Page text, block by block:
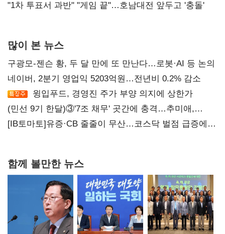
불복'
"1차 투표서 과반" "게임 끝"…호남대전 앞두고 '충돌'
많이 본 뉴스
구광모-젠슨 황, 두 달 만에 또 만난다…로봇·AI 등 논의
네이버, 2분기 영업익 5203억원…전년비 0.2% 감소
윙입푸드, 경영진 주가 부양 의지에 상한가
(민선 9기 한달)③'7조 채무' 곳간에 충격…추미애,
20년만에 '비상재정' 선언 승부수
[IB토마토]유증·CB 줄줄이 무산…코스닥 벌점 급증에
함께 볼만한 뉴스